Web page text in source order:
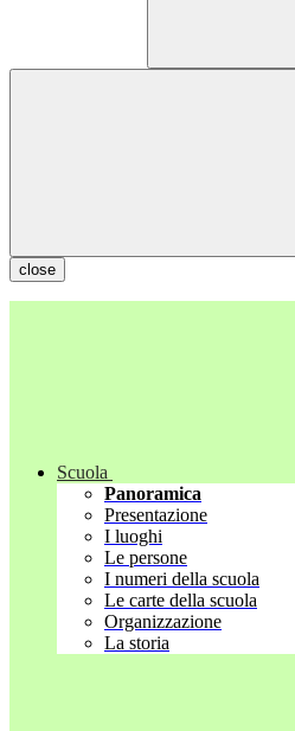
close
Scuola
Panoramica
Presentazione
I luoghi
Le persone
I numeri della scuola
Le carte della scuola
Organizzazione
La storia